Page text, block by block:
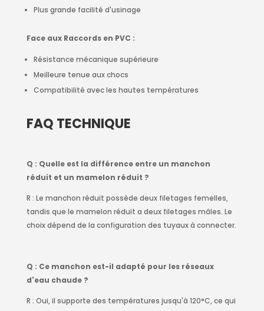
Plus grande facilité d'usinage
Face aux Raccords en PVC :
Résistance mécanique supérieure
Meilleure tenue aux chocs
Compatibilité avec les hautes températures
FAQ TECHNIQUE
Q : Quelle est la différence entre un manchon
réduit et un mamelon réduit ?
R : Le manchon réduit possède deux filetages femelles,
tandis que le mamelon réduit a deux filetages mâles. Le
choix dépend de la configuration des tuyaux à connecter.
Q : Ce manchon est-il adapté pour les réseaux
d'eau chaude ?
R : Oui, il supporte des températures jusqu'à 120°C, ce qui